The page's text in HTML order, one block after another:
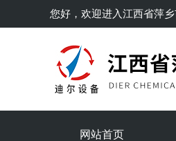
您好，欢迎进入江西省萍
网站首页